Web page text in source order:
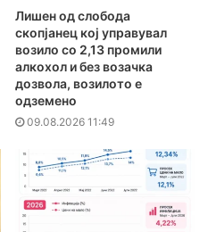
Лишен од слобода
скопјанец кој управувал
возило со 2,13 промили
алкохол и без возачка
дозвола, возилото е
одземено
09.08.2026 11:49